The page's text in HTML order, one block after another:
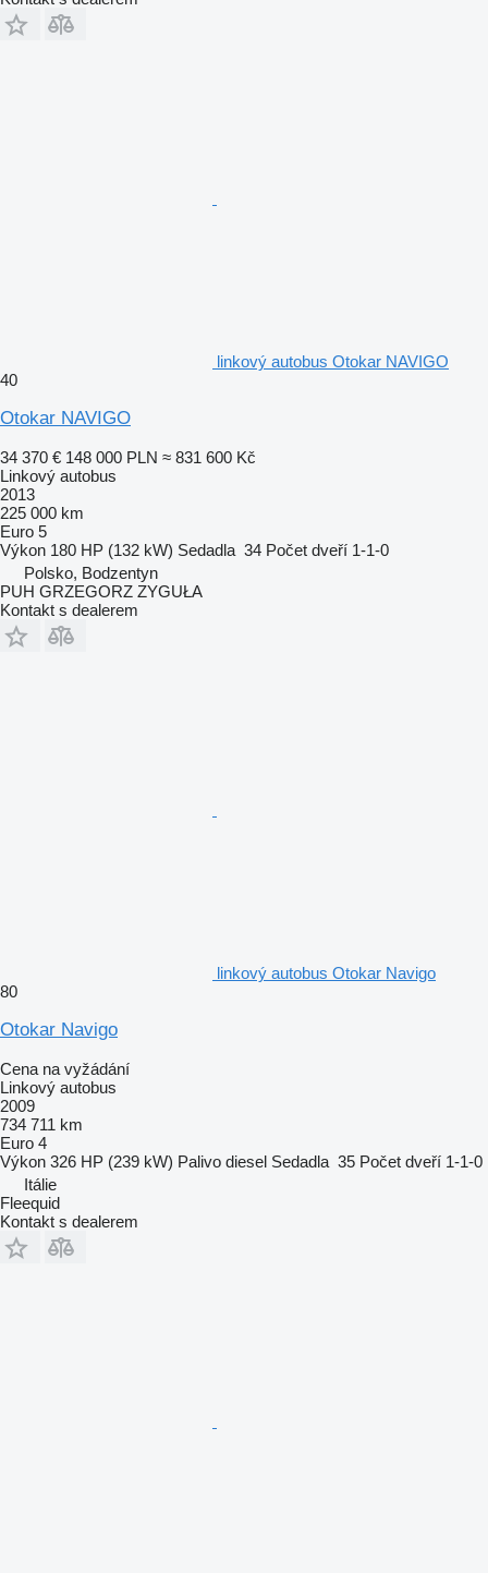
linkový autobus Otokar NAVIGO
40
Otokar NAVIGO
34 370 € 148 000 PLN ≈ 831 600 Kč
Linkový autobus
2013
225 000 km
Euro 5
Výkon 180 HP (132 kW) Sedadla 34 Počet dveří 1-1-0
Polsko, Bodzentyn
PUH GRZEGORZ ZYGUŁA
Kontakt s dealerem
linkový autobus Otokar Navigo
80
Otokar Navigo
Cena na vyžádání
Linkový autobus
2009
734 711 km
Euro 4
Výkon 326 HP (239 kW) Palivo diesel Sedadla 35 Počet dveří 1-1-0
Itálie
Fleequid
Kontakt s dealerem